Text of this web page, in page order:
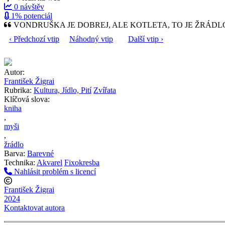
0 návštěv
1% potenciál
VONDRUŠKA JE DOBREJ, ALE KOTLETA, TO JE
‹ Předchozí vtip
Náhodný vtip Další vtip ›
Autor:
František Žigrai
Rubrika: Kultura, Jídlo, Pití Zvířata
Klíčová slova:
kniha
,
myši
,
žrádlo
Barva: Barevné
Technika: Akvarel Fixokresba
Nahlásit problém s licencí
František Žigrai
2024
Kontaktovat autora